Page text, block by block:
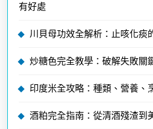
有好處
川貝母功效全解析：止咳化痰
炒糖色完全教學：破解失敗關
印度米全攻略：種類、營養、
酒粕完全指南：從清酒殘渣到